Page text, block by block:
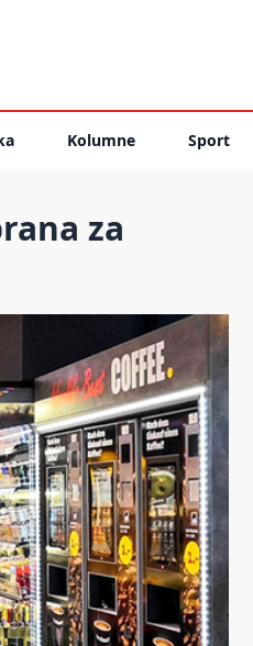
Kolumne Sport
za